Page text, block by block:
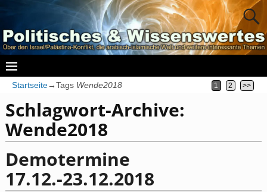
Startseite→Tags Wende2018 1 2 >>
Schlagwort-Archive:
Wende2018
Demotermine
17.12.-23.12.2018